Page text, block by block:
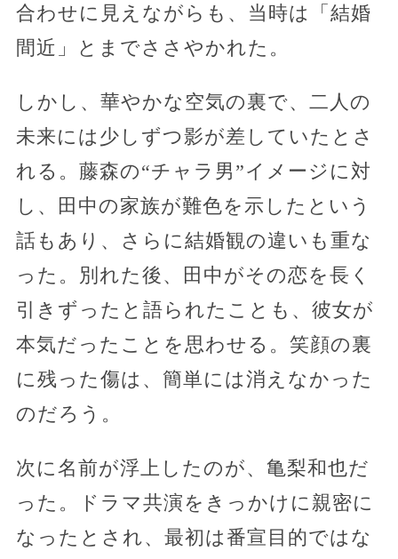
合わせに見えながらも、当時は「結婚
間近」とまでささやかれた。
しかし、華やかな空気の裏で、二人の
未来には少しずつ影が差していたとさ
れる。藤森の“チャラ男”イメージに対
し、田中の家族が難色を示したという
話もあり、さらに結婚観の違いも重な
った。別れた後、田中がその恋を長く
引きずったと語られたことも、彼女が
本気だったことを思わせる。笑顔の裏
に残った傷は、簡単には消えなかった
のだろう。
次に名前が浮上したのが、亀梨和也だ
った。ドラマ共演をきっかけに親密に
なったとされ、最初は番宣目的ではな